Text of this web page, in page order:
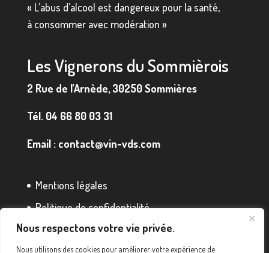
Nous respectons votre vie privée.
Nous utilisons des cookies pour améliorer votre expérience de
« L’abus d’alcool est dangereux pour la santé,
à consommer avec modération »
Les Vignerons du Sommièrois
2 Rue de l’Arnède, 30250 Sommières
Tél. 04 66 80 03 31
Email : contact@vin-vds.com
Mentions légales
Politique de confidentialité
Conditions générales de vente